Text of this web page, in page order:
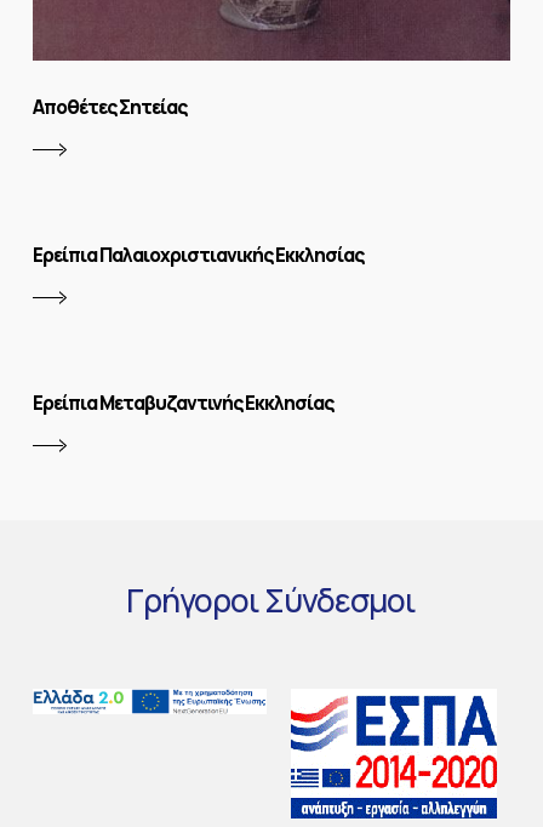
Αποθέτες Σητείας
Ερείπια Παλαιοχριστιανικής Εκκλησίας
Ερείπια Μεταβυζαντινής Εκκλησίας
ΓρήγοροιΣύνδεσμοι